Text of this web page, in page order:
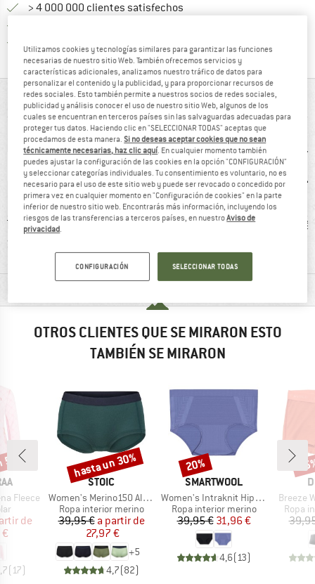
> 4 000 000 clientes satisfechos
DE UN VISTAZO
TEX
100
100% recomiendan
clientes dicen:
OTROS CLIENTES QUE SE MIRARON ESTO
TAMBIÉN SE MIRARON
Fleece
reducido
de
( 17)
MARCA
STOIC
Artículo
Women's Merino150 AlsenSt. Hipster
Product group
Ropa interior merino
Precio
39,95 € Precio reducido
a partir de
27,97 €
+5
4,7(82)
Descuento
hasta un 30%
MARCA
SMARTWOOL
Artículo
Women's Intraknit Hipster Boxed
Product group
Ropa interior merino
Precio
39,95 €Precio reducido
31,96 €
4,6( 13)
Descuento
20%
Artículo
Breeze
Ropa
Utilizamos cookies y tecnologías similares para garantizar las funciones
necesarias de nuestro sitio Web. También ofrecemos servicios y
características adicionales, analizamos nuestro tráfico de datos para
personalizar el contenido y la publicidad, y para proporcionar recursos de
redes sociales. Esto también permite a nuestros socios de redes sociales,
publicidad y análisis conocer el uso de nuestro sitio Web, algunos de los
cuales se encuentran en terceros países sin las salvaguardas adecuadas para
proteger tus datos. Haciendo clic en "SELECCIONAR TODAS" aceptas que
procedamos de esta manera.Si no deseas aceptar cookies que no sean
técnicamente necesarias, haz clic aquí. En cualquier momento también
puedes ajustar la configuración de las cookies en la opción "CONFIGURACIÓN"
y seleccionar categorías individuales. Tu consentimiento es voluntario, no es
necesario para el uso de este sitio web y puede ser revocado o concedido por
primera vez en cualquier momento en "Configuración de cookies" en la parte
inferior de nuestro sitio web. Encontrarás más información, incluyendo los
riesgos de las transferencias a terceros países, en nuestroAviso de
privacidad.
CONFIGURACIÓN SELECCIONAR TODAS